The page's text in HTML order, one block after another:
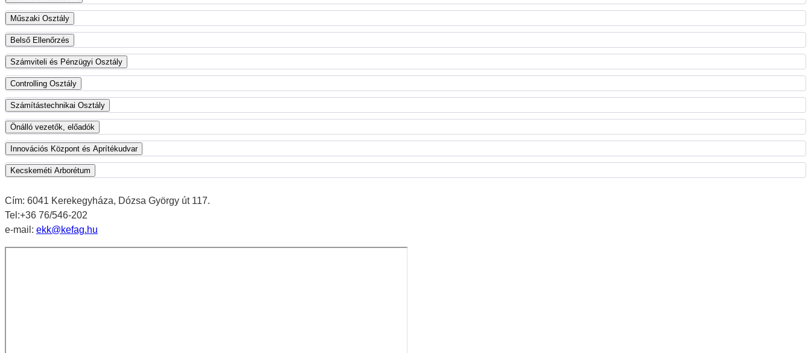
Műszaki Osztály
Belső Ellenőrzés
Számviteli és Pénzügyi Osztály
Controlling Osztály
Számítástechnikai Osztály
Önálló vezetők, előadók
Innovációs Központ és Aprítékudvar
Kecskeméti Arborétum
Cím: 6041 Kerekegyháza, Dózsa György út 117.
Tel:+36 76/546-202
e-mail: ekk@kefag.hu